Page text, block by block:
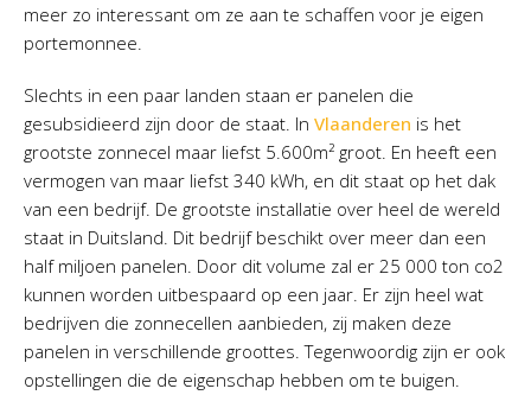
meer zo interessant om ze aan te schaffen voor je eigen
portemonnee.
Slechts in een paar landen staan er panelen die
gesubsidieerd zijn door de staat. In Vlaanderen is het
grootste zonnecel maar liefst 5.600m² groot. En heeft een
vermogen van maar liefst 340 kWh, en dit staat op het dak
van een bedrijf. De grootste installatie over heel de wereld
staat in Duitsland. Dit bedrijf beschikt over meer dan een
half miljoen panelen. Door dit volume zal er 25 000 ton co2
kunnen worden uitbespaard op een jaar. Er zijn heel wat
bedrijven die zonnecellen aanbieden, zij maken deze
panelen in verschillende groottes. Tegenwoordig zijn er ook
opstellingen die de eigenschap hebben om te buigen.